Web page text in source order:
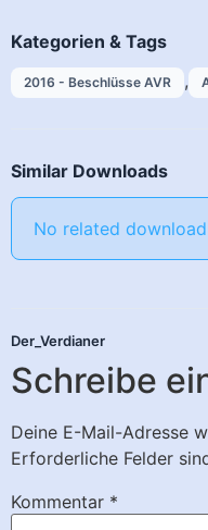
Kategorien & Tags
2016 - Beschlüsse AVR ,
Similar Downloads
No related
Der_Verdianer
Schreibe
Deine E-Mail-Adresse
Erforderliche Felder
Kommentar *